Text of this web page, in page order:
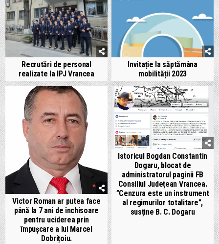
Recrutări de personal
realizate la IPJ Vrancea
Invitație la săptămâna
mobilității 2023
Victor Roman ar putea face
până la 7 ani de închisoare
pentru uciderea prin
împușcare a lui Marcel
Dobrițoiu.
Istoricul Bogdan Constantin
Dogaru, blocat de
administratorul paginii FB
Consiliul Județean Vrancea.
”Cenzura este un instrument
al regimurilor totalitare”,
susține B. C. Dogaru